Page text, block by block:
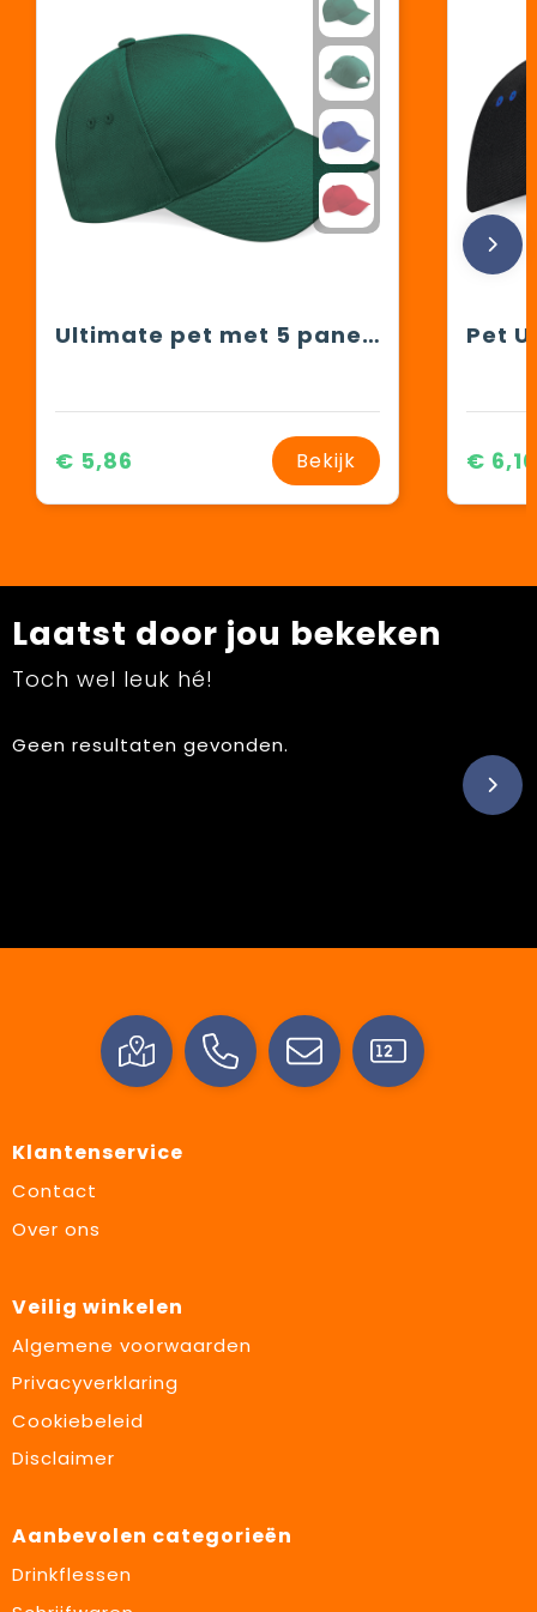
Ultimate pet met 5 panelen
€ 5,86 Bekijk € 6,10
Laatst door jou bekeken
Toch wel leuk hé!
Geen resultaten gevonden.
Klantenservice
Contact
Over ons
Veilig winkelen
Algemene voorwaarden
Privacyverklaring
Cookiebeleid
Disclaimer
Aanbevolen categorieën
Drinkflessen